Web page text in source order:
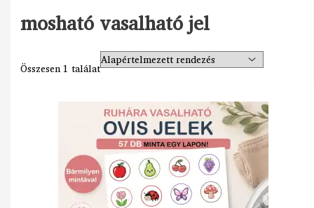
mosható vasalható jel
Összesen 1 találat